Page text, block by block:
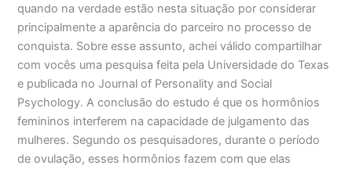
quando na verdade estão nesta situação por considerar
principalmente a aparência do parceiro no processo de
conquista. Sobre esse assunto, achei válido compartilhar
com vocês uma pesquisa feita pela Universidade do Texas
e publicada no Journal of Personality and Social
Psychology. A conclusão do estudo é que os hormônios
femininos interferem na capacidade de julgamento das
mulheres. Segundo os pesquisadores, durante o período
de ovulação, esses hormônios fazem com que elas